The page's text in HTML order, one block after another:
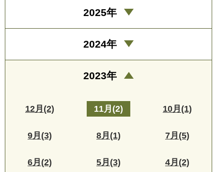
2025年
2024年
2023年
12月(2) 11月(2) 10月(1)
9月(3) 8月(1) 7月(5)
6月(2) 5月(3) 4月(2)